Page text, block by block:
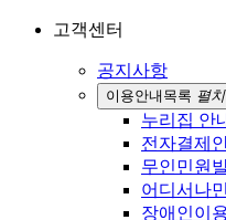
고객센터
공지사항
이용안내 목록 펼
누리집 안
전자결제
무인민원
어디서나
장애인이